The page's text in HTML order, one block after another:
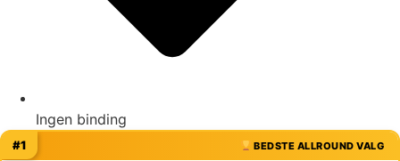
Ingen binding
BEDSTE ALLROUND VALG
#1